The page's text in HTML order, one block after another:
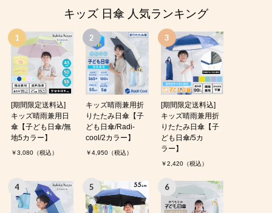
キッズ 日傘 人気ランキング
[期間限定送料込]
キッズ晴雨兼用日
傘【子ども日傘/無
地5カラー】
￥3,080（税込）
キッズ晴雨兼用折
りたたみ日傘【子
ども日傘/Radi-
cool/2カラー】
￥4,950（税込）
[期間限定送料込]
キッズ晴雨兼用折
りたたみ日傘【子
ども日傘/5カ
ラー】
￥2,420（税込）